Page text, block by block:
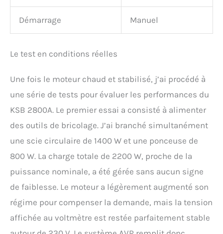
Démarrage Manuel
Le test en conditions réelles
Une fois le moteur chaud et stabilisé, j’ai procédé à
une série de tests pour évaluer les performances du
KSB 2800A. Le premier essai a consisté à alimenter
des outils de bricolage. J’ai branché simultanément
une scie circulaire de 1400 W et une ponceuse de
800 W. La charge totale de 2200 W, proche de la
puissance nominale, a été gérée sans aucun signe
de faiblesse. Le moteur a légèrement augmenté son
régime pour compenser la demande, mais la tension
affichée au voltmètre est restée parfaitement stable